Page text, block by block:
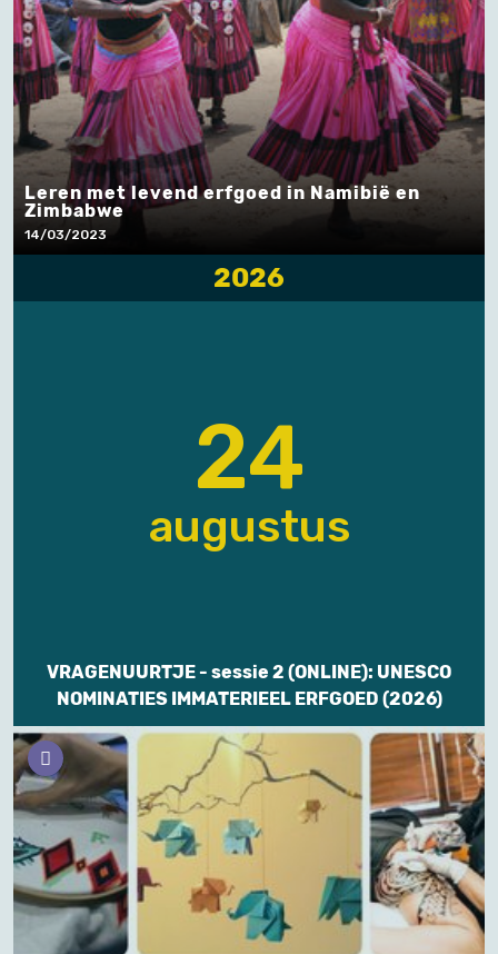
Leren met levend erfgoed in Namibië en
Zimbabwe
14/03/2023
2026
24
augustus
VRAGENUURTJE - sessie 2 (ONLINE): UNESCO
NOMINATIES IMMATERIEEL ERFGOED (2026)